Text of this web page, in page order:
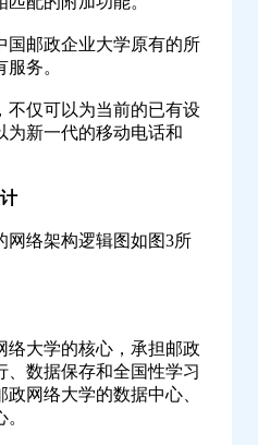
邮政企业大学原有的所
务。
仅可以为当前的已有设
为新一代的移动电话和
络架构逻辑图如图3所
大学的核心，承担邮政
、数据保存和全国性学习
网络大学的数据中心、